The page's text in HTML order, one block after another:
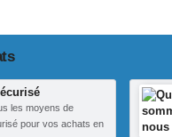
les moyens de
pour vos achats en